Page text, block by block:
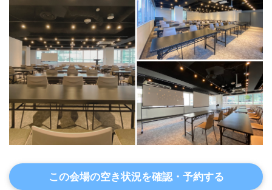
この会場の空き状況を確認・予約する